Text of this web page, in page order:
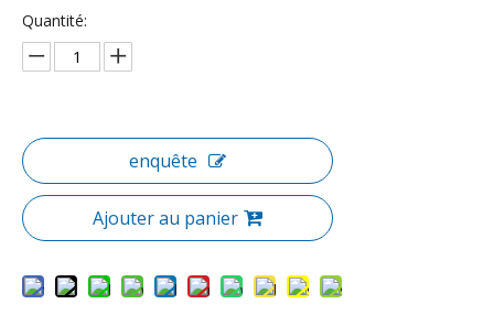
Quantité:
enquête
Ajouter au panier